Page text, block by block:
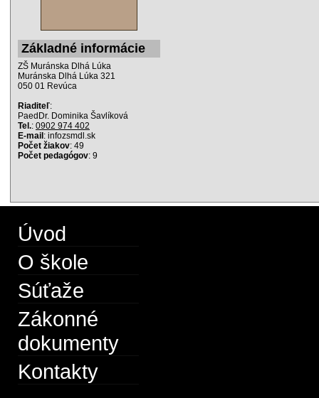
Základné informácie
ZŠ Muránska Dlhá Lúka
Muránska Dlhá Lúka 321
050 01 Revúca
Riaditeľ:
PaedDr. Dominika Šavlíková
Tel.: 0902 974 402
E-mail : infozsmdl.sk
Počet žiakov: 49
Počet pedagógov: 9
Úvod
O škole
Súťaže
Zákonné
dokumenty
Kontakty